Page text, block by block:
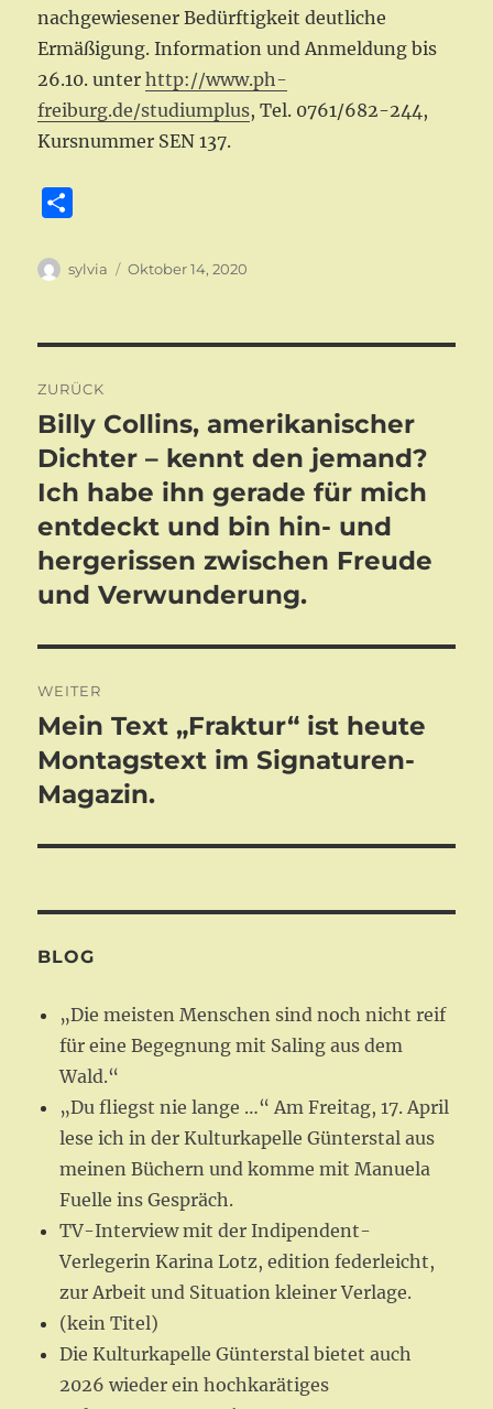
nachgewiesener Bedürftigkeit deutliche
Ermäßigung. Information und Anmeldung bis
26.10. unterhttp://www.ph-
freiburg.de/studiumplus, Tel. 0761/682-244,
Kursnummer SEN 137.
i
Autor
sylvia
Veröffentlicht
Oktober 14, 2020
ZURÜCK
Vorheriger
Beitrag:
Billy Collins, amerikanischer
Dichter – kennt den jemand?
Ich habe ihn gerade für mich
entdeckt und bin hin- und
hergerissen zwischen Freude
und Verwunderung.
WEITER
Nächster
Beitrag:
Mein Text „Fraktur“ ist heute
Montagstext im Signaturen-
Magazin.
BLOG
„Die meisten Menschen sind noch nicht reif
für eine Begegnung mit Saling aus dem
Wald.“
„Du fliegst nie lange …“ Am Freitag, 17. April
lese ich in der Kulturkapelle Günterstal aus
meinen Büchern und komme mit Manuela
Fuelle ins Gespräch.
TV-Interview mit der Indipendent-
Verlegerin Karina Lotz, edition federleicht,
zur Arbeit und Situation kleiner Verlage.
(kein Titel)
Die Kulturkapelle Günterstal bietet auch
2026 wieder ein hochkarätiges